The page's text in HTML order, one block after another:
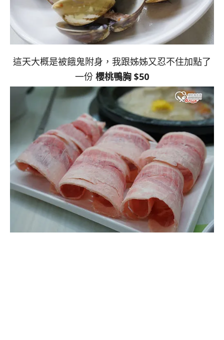
這天大概是被餓鬼附身，我跟姊姊又忍不住加點了
一份 櫻桃鴨胸 $50